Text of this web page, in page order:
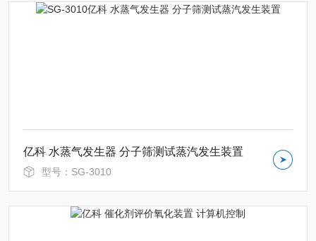
亿科 水蒸气发生器 分子筛测试蒸汽发生装置
型号：SG-3010